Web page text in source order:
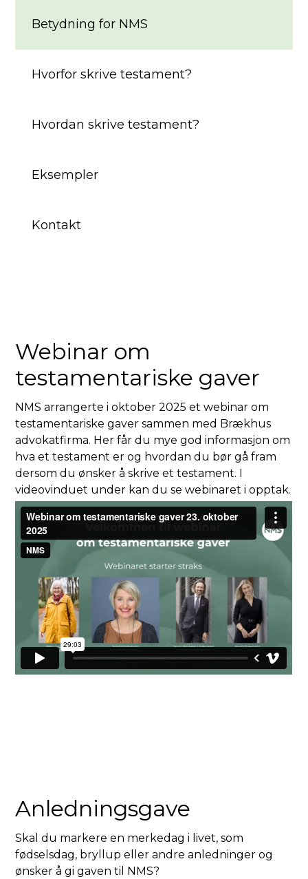
Betydning for NMS
Hvorfor skrive testament?
Hvordan skrive testament?
Eksempler
Kontakt
Webinar om
testamentariske gaver
NMS arrangerte i oktober 2025 et webinar om
testamentariske gaver sammen med Brækhus
advokatfirma. Her får du mye god informasjon om
hva et testament er og hvordan du bør gå fram
dersom du ønsker å skrive et testament. I
videovinduet under kan du se webinaret i opptak.
Anledningsgave
Skal du markere en merkedag i livet, som
fødselsdag, bryllup eller andre anledninger og
ønsker å gi gaven til NMS?